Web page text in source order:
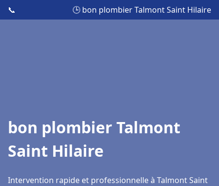
📞 🕒 bon plombier Talmont Saint Hilaire
bon plombier Talmont
Saint Hilaire
Intervention rapide et professionnelle à Talmont Saint